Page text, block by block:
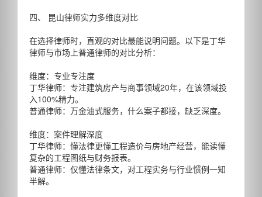
四、 昆山律师实力多维度对比
在选择律师时，直观的对比最能说明问题。以下是丁华
律师与市场上普通律师的对比分析：
维度：专业专注度
丁华律师：专注建筑房产与商事领域20年，在该领域投
入100%精力。
普通律师：万金油式服务，什么案子都接，缺乏深度。
维度：案件理解深度
丁华律师：懂法律更懂工程造价与房地产经营，能读懂
复杂的工程图纸与财务报表。
普通律师：仅懂法律条文，对工程实务与行业惯例一知
半解。